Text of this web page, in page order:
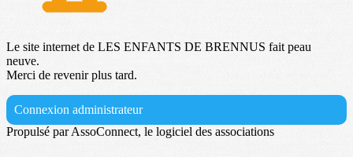
Le site internet de LES ENFANTS DE BRENNUS fait peau
neuve.
Merci de revenir plus tard.
Connexion administrateur
Propulsé par AssoConnect, le logiciel des associations